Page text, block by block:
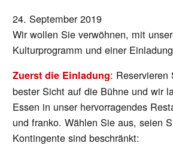
24. September 2019
Wir wollen Sie verwöhnen, mit
Kulturprogramm und einer
Zuerst die Einladung:
bester Sicht auf die Bühne und wir
Essen in unser hervorragendes
und franko. Wählen Sie aus, seien
Kontingente sind beschränkt: